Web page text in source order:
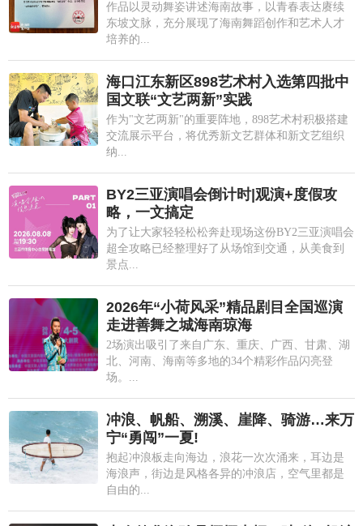
作品以灵动舞姿讲述海南故事，以青春表达赓续
东坡文脉，充分展现了海南舞蹈创作和艺术人才
培养的...
海口江东新区898艺术村入选第四批中
国文联“文艺两新”实践
作为"文艺两新"的重要阵地，898艺术村积极搭建
交流展示平台，将优秀新文艺群体和新文艺组织
纳...
BY2三亚演唱会倒计时|观演+度假攻
略，一文搞定
为了让大家轻轻松松奔赴现场这份BY2三亚演唱会
超全攻略已经整理好了从场馆到交通，从美食到
景点...
2026年“小荷风采”精品剧目全国巡演
走进善舞之城海南琼海
2场演出吸引了来自广东、重庆、广西、甘肃、湖
北、河南、海南等多地的34个精彩作品闪亮登
场。...
冲浪、帆船、溯溪、崖降、骑游…来万
宁“勇闯”一夏!
抱起冲浪板走向海边，浪花一次次涌来，耳边是
海浪声，街边是风格各异的冲浪店，空气里都是
自由的...